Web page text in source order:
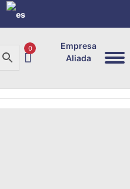
0
Empresa
Aliada